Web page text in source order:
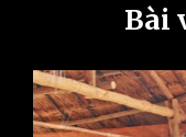
Bài